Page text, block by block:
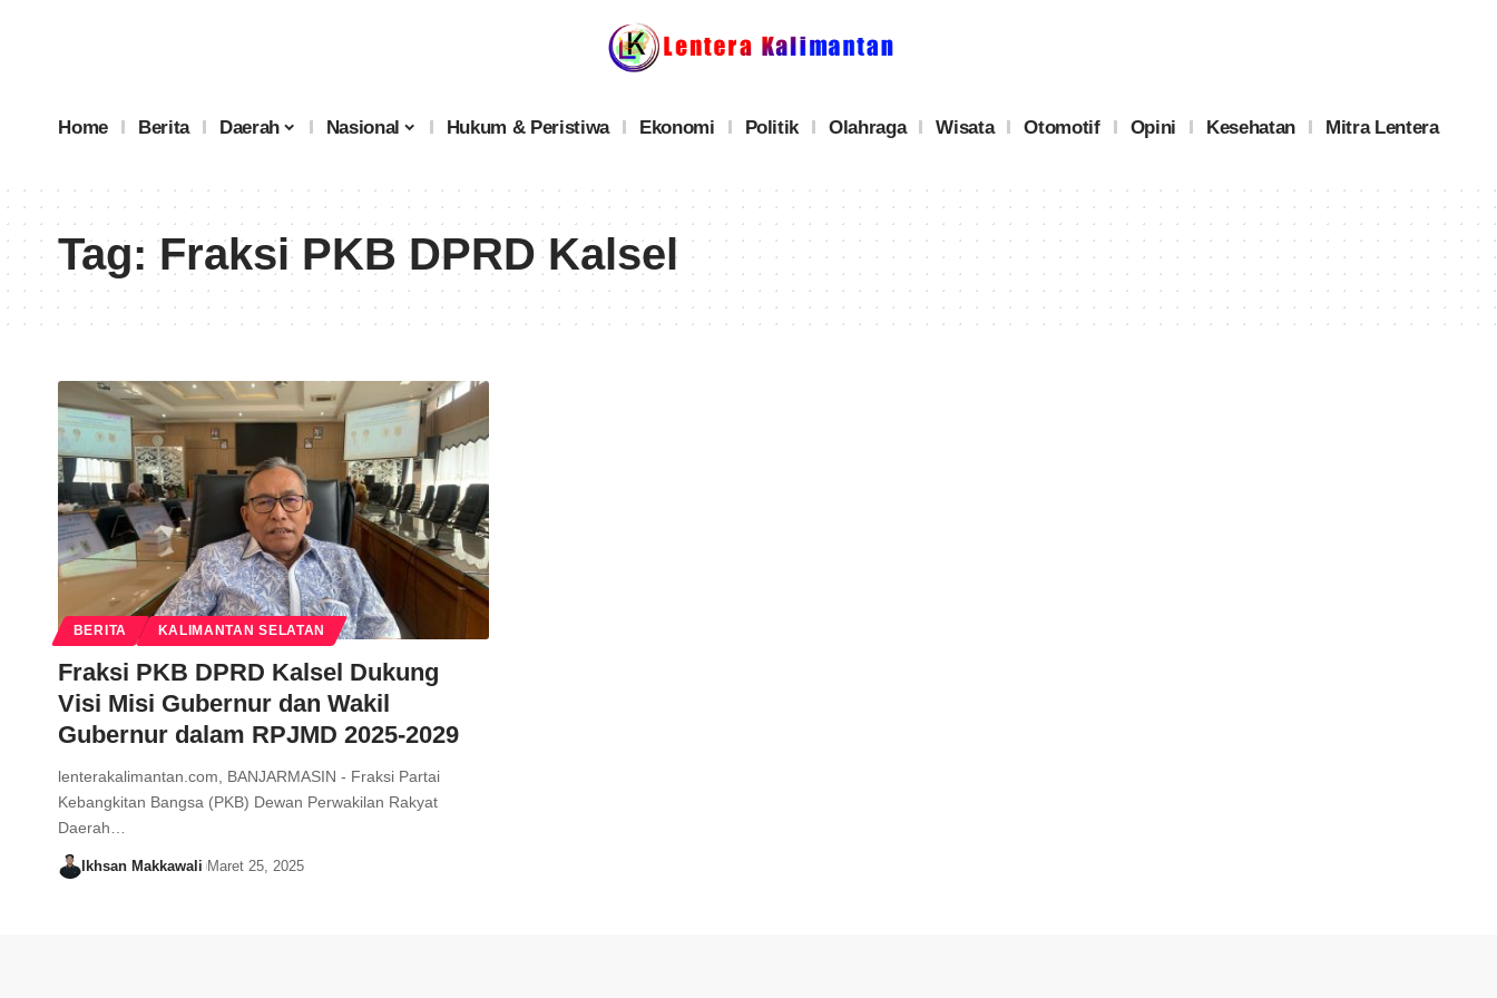
Home Berita Daerah Nasional Hukum & Peristiwa Ekonomi Politik Olahraga Wisata Otomotif Opini Kesehatan Mitra Lentera
Tag:Fraksi PKB DPRD Kalsel
BERITA KALIMANTAN SELATAN
Fraksi PKB DPRD Kalsel Dukung
Visi Misi Gubernur dan Wakil
Gubernur dalam RPJMD 2025-2029
lenterakalimantan.com, BANJARMASIN - Fraksi Partai
Kebangkitan Bangsa (PKB) Dewan Perwakilan Rakyat
Daerah…
Ikhsan Makkawali Maret 25, 2025